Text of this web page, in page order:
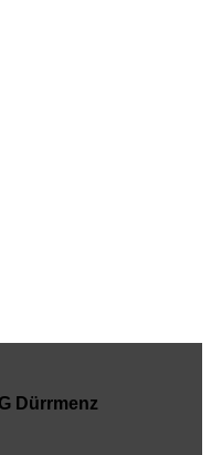
Dürrmenz